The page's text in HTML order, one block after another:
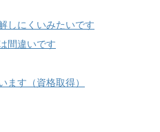
しにくいみたいです
間違いです
ます（資格取得）